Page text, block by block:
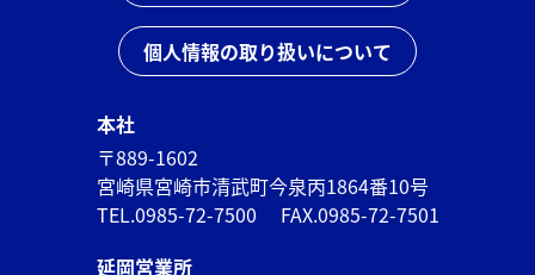
個人情報の取り扱いについて
本社
〒889-1602
宮崎県宮崎市清武町今泉丙1864番10号
TEL.0985-72-7500
FAX.0985-72-7501
延岡営業所